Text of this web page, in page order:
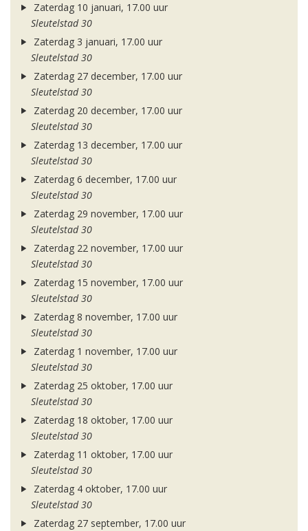
Zaterdag 10 januari, 17.00 uur
Sleutelstad 30
Zaterdag 3 januari, 17.00 uur
Sleutelstad 30
Zaterdag 27 december, 17.00 uur
Sleutelstad 30
Zaterdag 20 december, 17.00 uur
Sleutelstad 30
Zaterdag 13 december, 17.00 uur
Sleutelstad 30
Zaterdag 6 december, 17.00 uur
Sleutelstad 30
Zaterdag 29 november, 17.00 uur
Sleutelstad 30
Zaterdag 22 november, 17.00 uur
Sleutelstad 30
Zaterdag 15 november, 17.00 uur
Sleutelstad 30
Zaterdag 8 november, 17.00 uur
Sleutelstad 30
Zaterdag 1 november, 17.00 uur
Sleutelstad 30
Zaterdag 25 oktober, 17.00 uur
Sleutelstad 30
Zaterdag 18 oktober, 17.00 uur
Sleutelstad 30
Zaterdag 11 oktober, 17.00 uur
Sleutelstad 30
Zaterdag 4 oktober, 17.00 uur
Sleutelstad 30
Zaterdag 27 september, 17.00 uur